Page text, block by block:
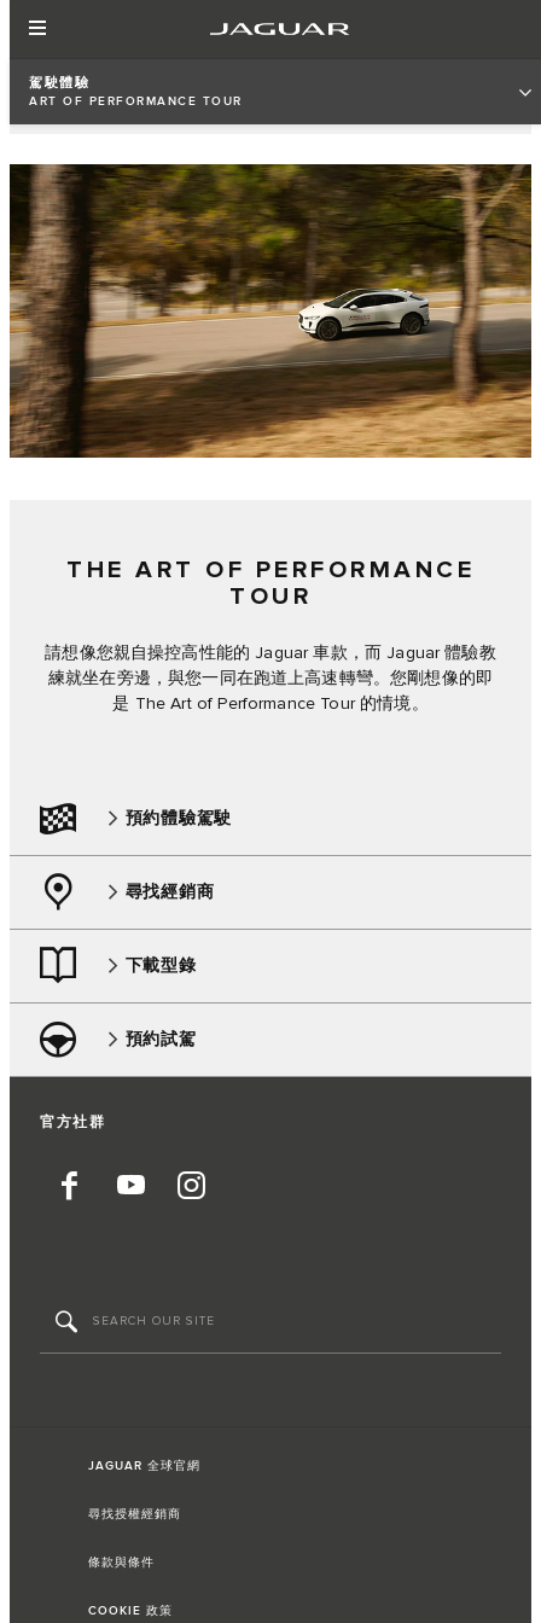
駕駛體驗
ART OF PERFORMANCE TOUR
THE ART OF PERFORMANCE
TOUR
請想像您親自操控高性能的 Jaguar 車款，而 Jaguar 體驗教
練就坐在旁邊，與您一同在跑道上高速轉彎。您剛想像的即
是 The Art of Performance Tour 的情境。
預約體驗駕駛
尋找經銷商
下載型錄
預約試駕
官方社群
JAGUAR 全球官網
尋找授權經銷商
條款與條件
COOKIE 政策